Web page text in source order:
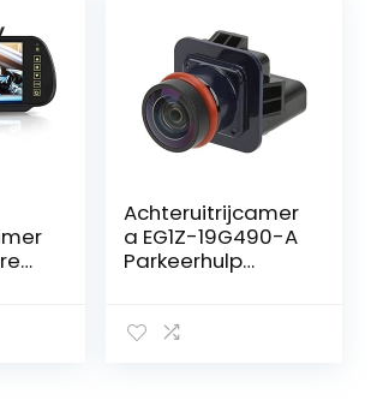
Achteruitrijcamer
a EG1Z-19G490-A
Parkeerhulp
voor Taurus 2013-